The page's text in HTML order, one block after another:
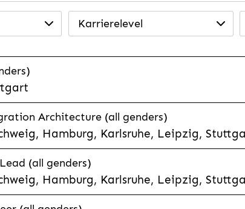
Karrierelevel
Architecture (all genders)
Hamburg, Karlsruhe, Leipzig,
(all genders)
Hamburg, Karlsruhe, Leipzig,